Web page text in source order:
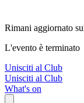
Rimani aggiornato
L'evento è terminato
Unisciti al Club
Unisciti al Club
What's on